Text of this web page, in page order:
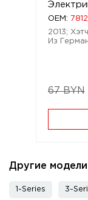
OEM:
2013;
Из
67 BYN
Другие модели
1-Series 3-